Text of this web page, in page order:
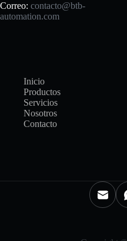
Correo: contacto@btb-
automation.com
Inicio
Productos
Servicios
Nosotros
Contacto